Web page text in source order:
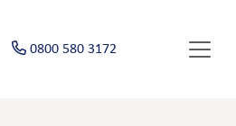
0800 580 3172